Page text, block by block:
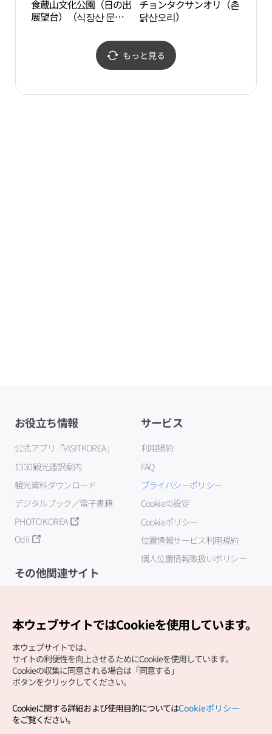
食蔵山文化公園（日の出
展望台）（식장산 문화
チョンタクサンオリ（촌
닭산오리）
もっと見る
お役立ち情報
公式アプリ「VISITKOREA」
1330観光通訳案内
観光資料ダウンロード
デジタルブック／電子書籍
PHOTO KOREA
Odii
サービス
利用規約
FAQ
プライバシーポリシー
Cookieの設定
Cookieポリシー
位置情報サービス利用規約
個人位置情報取扱いポリシー
その他関連サイト
Copyright (c) Korea Tourism Organization All Rights
本ウェブサイトではCookieを使用しています。
本ウェブサイトでは、
サイトの利便性を向上させるためにCookieを使用しています。
Cookieの収集に同意される場合は「同意する」
ボタンをクリックしてください。
Cookieに関する詳細および使用目的についてはCookieポリシー
をご覧ください。